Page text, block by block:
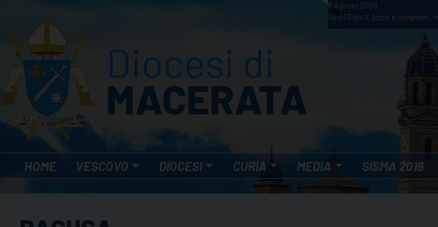
content
8 Agosto 2026
Santi Sisto II, papa, e compagni,
HOME VESCOVO DIOCESI CURIA MEDIA SISMA 2016